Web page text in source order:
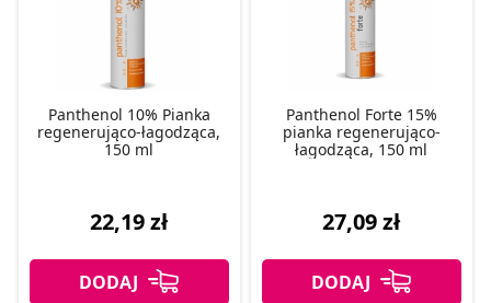
Panthenol 10% Pianka
regenerująco-łagodząca,
150 ml
22,19 zł
Panthenol Forte 15%
pianka regenerująco-
łagodząca, 150 ml
27,09 zł